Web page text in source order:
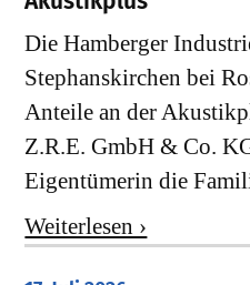
Die Hamberger
Stephanskirchen bei
Anteile an der
Z.R.E. GmbH & Co.
Eigentümerin die
Weiterlesen ›